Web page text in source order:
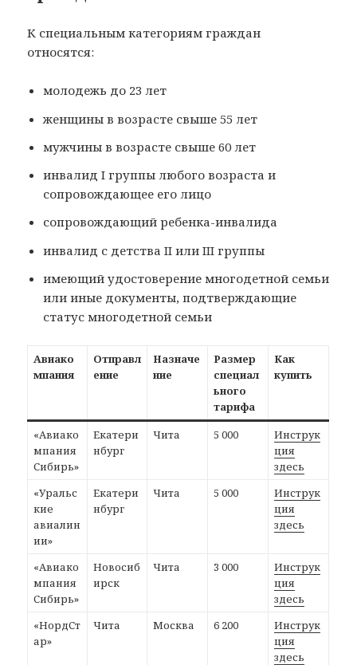
К специальным категориям граждан
относятся:
молодежь до 23 лет
женщины в возрасте свыше 55 лет
мужчины в возрасте свыше 60 лет
инвалид I группы любого возраста и
сопровождающее его лицо
сопровождающий ребенка-инвалида
инвалид с детства II или III группы
имеющий удостоверение многодетной семьи
или иные документы, подтверждающие
статус многодетной семьи
Авиако
мпания
Отправл
ение
Назначе
ние
Размер
специал
ьного
тарифа
Как
купить
«Авиако
мпания
Сибирь»
Екатери
нбург
Чита 5 000
Инструк
ция
здесь
«Уральс
кие
авиалин
ии»
Екатери
нбург
Чита 5 000
Инструк
ция
здесь
«Авиако
мпания
Сибирь»
Новосиб
ирск
Чита 3 000
Инструк
ция
здесь
«НордСт
ар»
Чита Москва 6 200
Инструк
ция
здесь